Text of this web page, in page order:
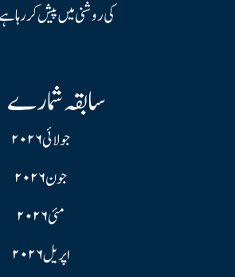
کی روشنی میں پیش کر رہا ہے
سابقہ شمارے
جولائی ۲۰۲۶
جون ۲۰۲۶
مئی ۲۰۲۶
اپریل ۲۰۲۶